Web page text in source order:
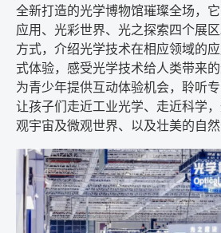
全新打造的光学博物馆璀璨全场，
应用、光彩世界、光之探索四个展
方式，介绍光学技术在相应领域的
式体验，感受光学技术给人类带来
为青少年提供互动体验机会，聆听专
让孩子们走近工业光学、走近科学
观宇宙及微观世界、以及壮美的自然